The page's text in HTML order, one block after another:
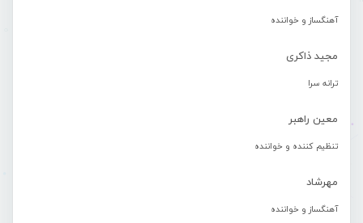
آهنگساز و خواننده
مجید ذاکری
ترانه سرا
معین راهبر
تنظیم کننده و خواننده
مهرشاد
آهنگساز و خواننده